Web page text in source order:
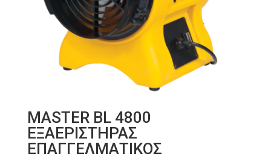
MASTER BL 4800
ΕΞΑΕΡΙΣΤΗΡΑΣ
ΕΠΑΓΓΕΛΜΑΤΙΚΟΣ